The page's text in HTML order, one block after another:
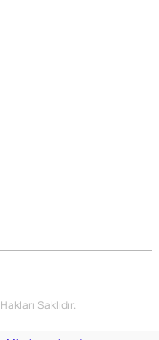
Saklıdır.